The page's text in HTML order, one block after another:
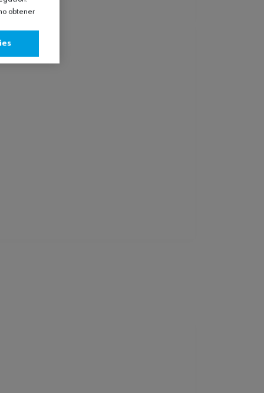
obtener